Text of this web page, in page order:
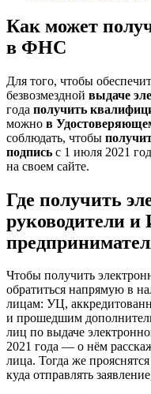
Как может
в ФНС
Для того, чтобы
безвозмездной выдаче
года получить
можно в
соблюдать, чтобы
подпись с 1 июля 2021
на своем сайте.
Где получить
руководители
Чтобы получить
обратиться напрямую в
лицам: УЦ,
и прошедшим
лиц по выдаче
2021 года — о нём
лица. Тогда же
куда отправлять